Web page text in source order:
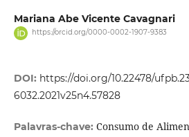
Mariana Abe Vicente Cavagnari
https://orcid.org/0000-0002-1907-9383
DOI: https://doi.org/10.22478/
6032.2021v25n4.57828
Palavras-chave: Consumo de